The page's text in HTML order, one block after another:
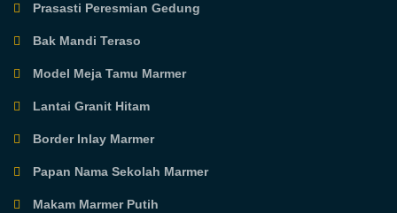
Prasasti Peresmian Gedung
Bak Mandi Teraso
Model Meja Tamu Marmer
Lantai Granit Hitam
Border Inlay Marmer
Papan Nama Sekolah Marmer
Makam Marmer Putih